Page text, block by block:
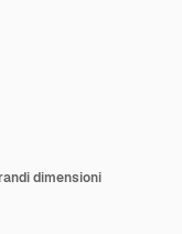
dimensioni